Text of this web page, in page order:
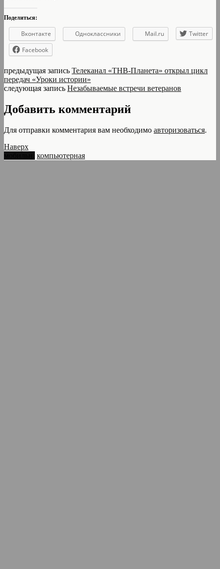
Поделиться:
Вконтакте Одноклассники Mail.ru
Twitter
Facebook
предыдущая запись Телеканал «ТНВ-Планета» открыл цикл
передач «Уроки истории»
следующая запись Незабываемые встречи ветеранов
Добавить комментарий
Для отправки комментария вам необходимо авторизоваться.
Наверх
компьютерная